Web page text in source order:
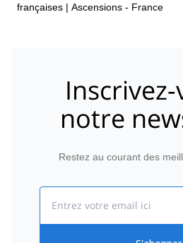
françaises | Ascensions - France
notre
Restez au courant des